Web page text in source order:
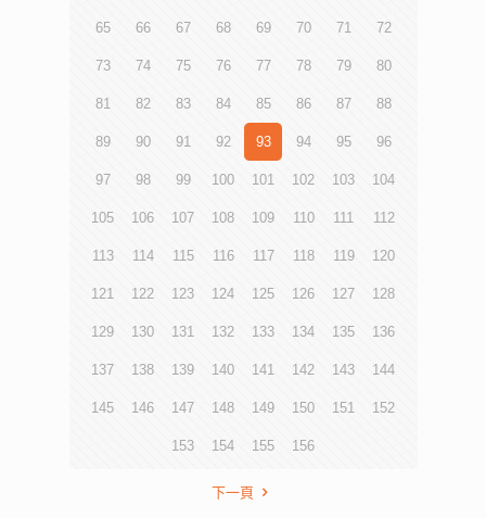
65 66 67 68 69 70 71 72
73 74 75 76 77 78 79 80
81 82 83 84 85 86 87 88
89 90 91 92 93 94 95 96
97 98 99 100 101 102 103 104
105 106 107 108 109 110 111 112
113 114 115 116 117 118 119 120
121 122 123 124 125 126 127 128
129 130 131 132 133 134 135 136
137 138 139 140 141 142 143 144
145 146 147 148 149 150 151 152
153 154 155 156
下一頁